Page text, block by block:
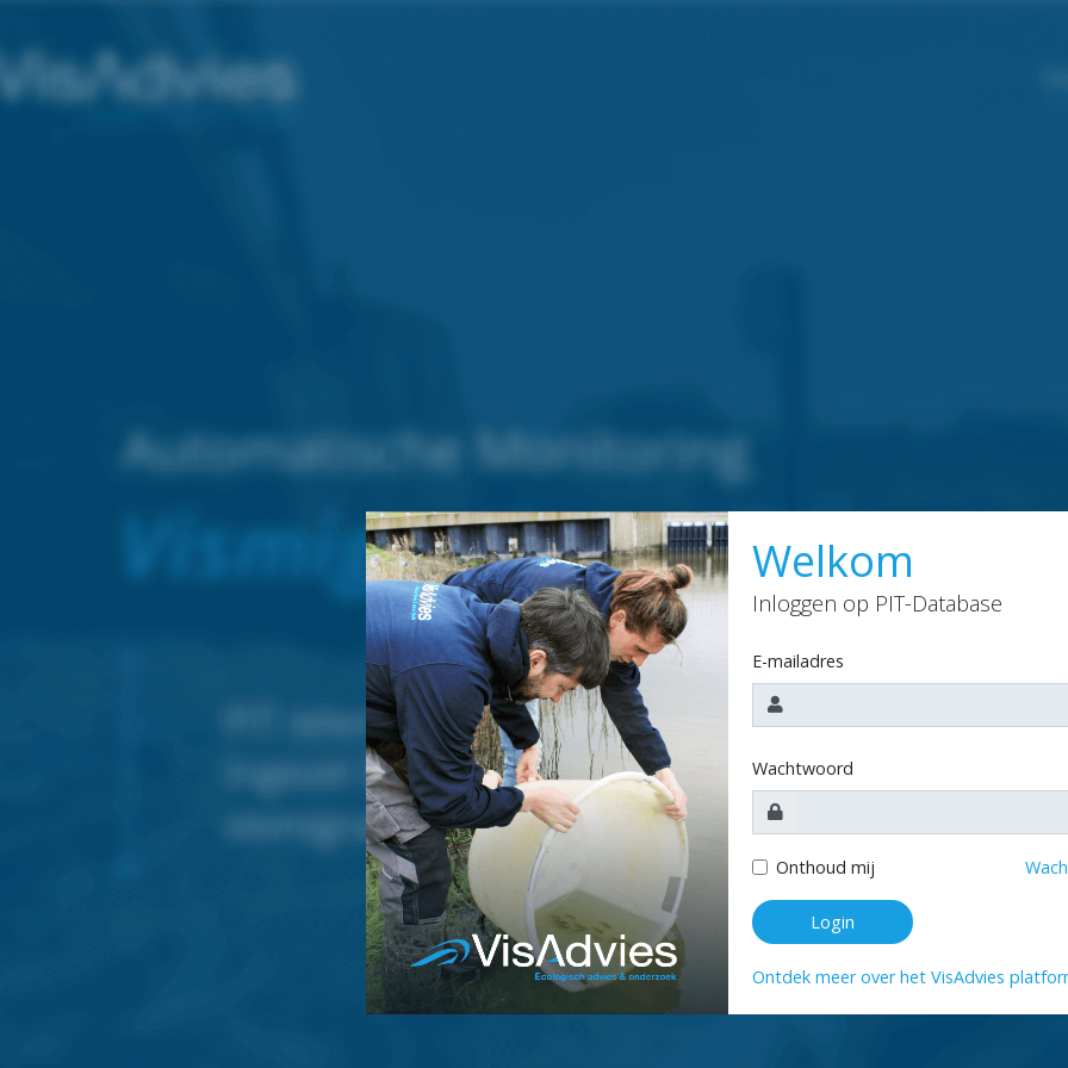
Welkom
Inloggen op PIT-Database
E-mailadres
Wachtwoord
Onthoud mij
Login
Ontdek meer over het VisAdvies